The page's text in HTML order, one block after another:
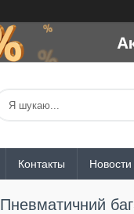
Контакты Новости
Пневматичний